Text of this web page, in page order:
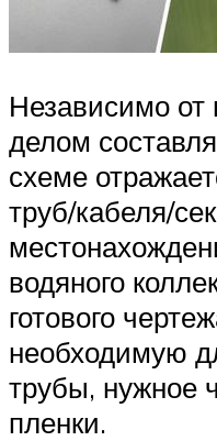
Независимо
делом
схеме
труб/кабеля/
водяного
готового
необходимую
трубы, нужное
пленки.